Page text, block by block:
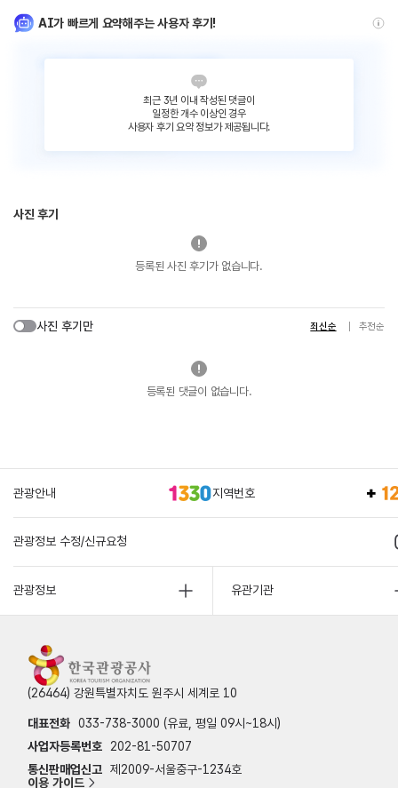
AI가 빠르게 요약해주는 사용자 후기!
최근 3년 이내 작성된 댓글이
일정한 개수 이상인 경우
사용자 후기 요약 정보가 제공됩니다.
사진 후기
등록된 사진 후기가 없습니다.
사진 후기만 최신순 추천순
등록된 댓글이 없습니다.
관광안내 지역번호
관광정보 수정/신규요청
관광정보 유관기관
(26464) 강원특별자치도 원주시 세계로 10
대표전화 033-738-3000 (유료, 평일 09시~18시)
사업자등록번호
202-81-50707
통신판매업신고 제2009-서울중구-1234호
이용 가이드